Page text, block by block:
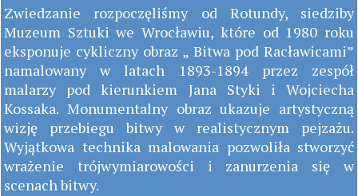
Zwiedzanie rozpoczęliśmy od Rotundy, siedziby
Muzeum Sztuki we Wrocławiu, które od 1980 roku
eksponuje cykliczny obraz „ Bitwa pod Racławicami”
namalowany w latach 1893-1894 przez zespół
malarzy pod kierunkiem Jana Styki i Wojciecha
Kossaka. Monumentalny obraz ukazuje artystyczną
wizję przebiegu bitwy w realistycznym pejzażu.
Wyjątkowa technika malowania pozwoliła stworzyć
wrażenie trójwymiarowości i zanurzenia się w
scenach bitwy.